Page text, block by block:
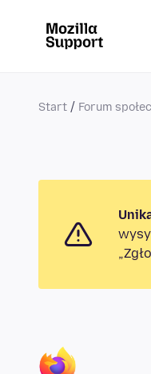
Start Forum